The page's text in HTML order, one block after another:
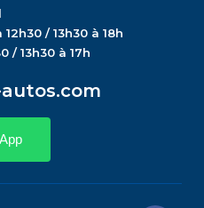
/ 13h30 à 18h
/ 13h30 à 17h